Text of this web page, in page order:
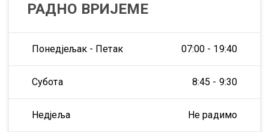
РАДНО ВРИЈЕМЕ
Понедјељак - Петак 07:00 - 19:40
Субота 8:45 - 9:30
Недјеља Не радимо